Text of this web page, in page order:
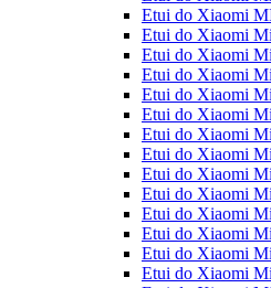
Etui do Xiaomi
Etui do Xiaomi
Etui do Xiaomi
Etui do Xiaomi
Etui do Xiaomi
Etui do Xiaomi
Etui do Xiaomi
Etui do Xiaomi
Etui do Xiaomi
Etui do Xiaomi
Etui do Xiaomi
Etui do Xiaomi
Etui do Xiaomi
Etui do Xiaomi